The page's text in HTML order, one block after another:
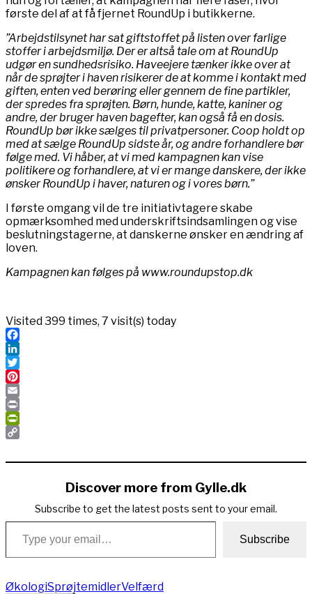
første del af at få fjernet RoundUp i butikkerne.
”Arbejdstilsynet har sat giftstoffet på listen over farlige
stoffer i arbejdsmiljø. Der er altså tale om at RoundUp
udgør en sundhedsrisiko. Haveejere tænker ikke over at
når de sprøjter i haven risikerer de at komme i kontakt med
giften, enten ved berøring eller gennem de fine partikler,
der spredes fra sprøjten. Børn, hunde, katte, kaniner og
andre, der bruger haven bagefter, kan også få en dosis.
RoundUp bør ikke sælges til privatpersoner. Coop holdt op
med at sælge RoundUp sidste år, og andre forhandlere bør
følge med. Vi håber, at vi med kampagnen kan vise
politikere og forhandlere, at vi er mange danskere, der ikke
ønsker RoundUp i haver, naturen og i vores børn.”
I første omgang vil de tre initiativtagere skabe
opmærksomhed med underskriftsindsamlingen og vise
beslutningstagerne, at danskerne ønsker en ændring af
loven.
Kampagnen kan følges på www.roundupstop.dk
Visited 399 times, 7 visit(s) today
Facebook
LinkedIn
Twitter
Pinterest
Email
Print
PrintFriendly
Link
Discover more from Gylle.dk
Subscribe to get the latest posts sent to your email.
Type your email…
Subscribe
ØkologiSprøjtemidlerVelfærd